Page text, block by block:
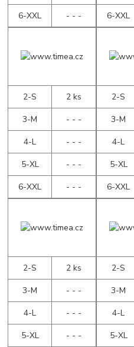
6-XXL
- - -
6-XXL
2-S
2 ks
3-M
- - -
4-L
- - -
5-XL
- - -
6-XXL
- - -
2-S
3-M
4-L
5-XL
6-XXL
2-S
2 ks
3-M
- - -
4-L
- - -
5-XL
- - -
2-S
3-M
4-L
5-XL